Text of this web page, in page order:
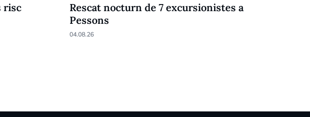
risc
Rescat nocturn de 7 excursionistes a
Pessons
04.08.26